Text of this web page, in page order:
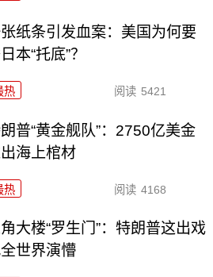
纸条引发血案：美国为何要
本“托底”？
热 阅读 5421
普“黄金舰队”：2750亿美金
海上棺材
热 阅读 4168
大楼“罗生门”：特朗普这出戏
世界演懵